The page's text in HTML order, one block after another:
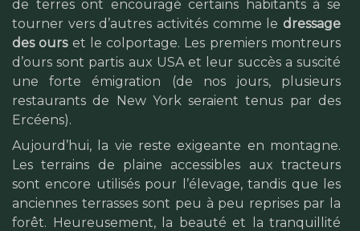
de terres ont encouragé certains habitants à se
tourner vers d’autres activités comme le dressage
des ourset le colportage. Les premiers montreurs
d’ours sont partis aux USA et leur succès a suscité
une forte émigration (de nos jours, plusieurs
restaurants de New York seraient tenus par des
Ercéens).
Aujourd’hui, la vie reste exigeante en montagne.
Les terrains de plaine accessibles aux tracteurs
sont encore utilisés pour l’élevage, tandis que les
anciennes terrasses sont peu à peu reprises par la
forêt. Heureusement, la beauté et la tranquillité